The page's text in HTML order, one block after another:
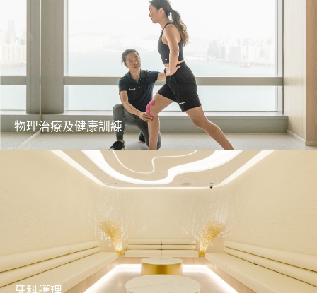
疫苗有助預防和控制疾病傳播，提升身體面對
各種疾病的免疫力
了解更多
我們的物理治療師及私人教練團隊為顧客訂立
專屬及高效的體能訓練計劃
了解更多
物理治療及健康訓練